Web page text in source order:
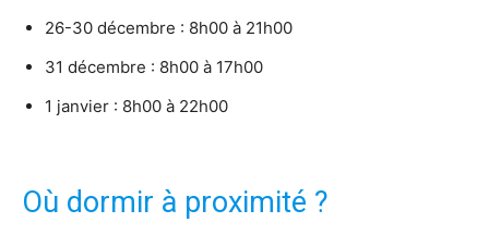
26-30 décembre : 8h00 à 21h00
31 décembre : 8h00 à 17h00
1 janvier : 8h00 à 22h00
Où dormir à proximité ?